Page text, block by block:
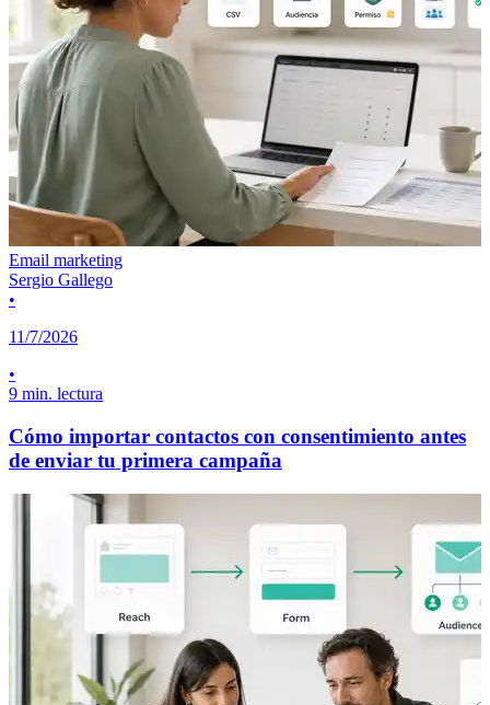
Email marketing
Sergio Gallego
•
11/7/2026
•
9 min. lectura
Cómo importar contactos con consentimiento antes
de enviar tu primera campaña